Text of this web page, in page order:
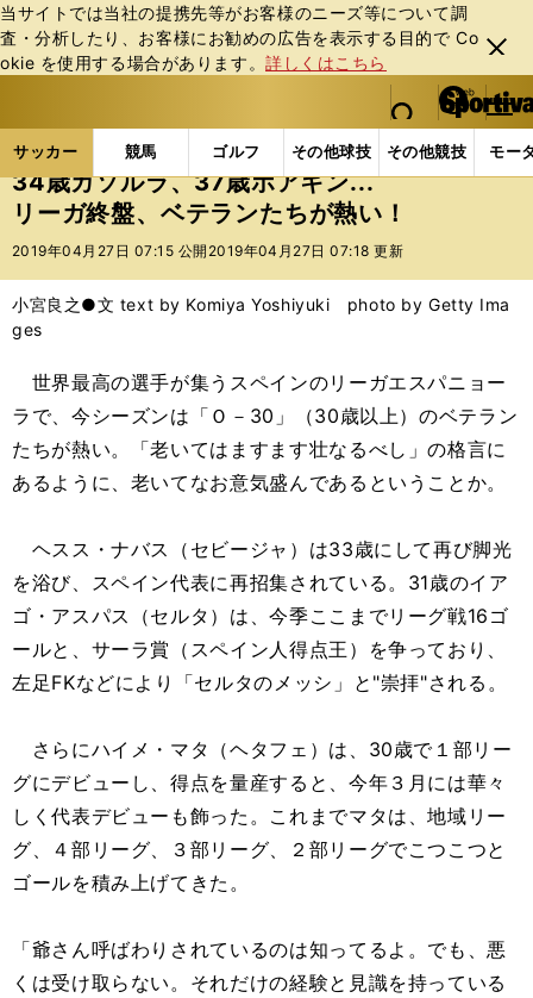
当サイトでは当社の提携先等がお客様のニーズ等について調
査・分析したり、お客様にお勧めの広告を表⽰する⽬的で Co
okie を使⽤する場合があります。詳しくはこちら
閉じ
る
web Sportiva (webスポルティーバ)
検索
マイペ
ー
ジ
メニュ
サッカー 競馬 ゴルフ その他球技 その他競技 モー
ス
ポ
ル
バ
サッカーの記事一覧 海外サッカー 海外サッカー
34歳カソルラ、37歳ホアキン...
リーガ終盤、ベテランたちが熱い！
2019年04月27日 07:15 公開 2019年04月27日 07:18 更新
小宮良之●文 text by Komiya Yoshiyuki photo by Getty Ima
ges
世界最高の選手が集うスペインのリーガエスパニョー
ラで、今シーズンは「Ｏ－30」（30歳以上）のベテラン
たちが熱い。「老いてはますます壮なるべし」の格言に
あるように、老いてなお意気盛んであるということか。
ヘスス・ナバス（セビージャ）は33歳にして再び脚光
を浴び、スペイン代表に再招集されている。31歳のイア
ゴ・アスパス（セルタ）は、今季ここまでリーグ戦16ゴ
ールと、サーラ賞（スペイン人得点王）を争っており、
左足FKなどにより「セルタのメッシ」と"崇拝"される。
さらにハイメ・マタ（ヘタフェ）は、30歳で１部リー
グにデビューし、得点を量産すると、今年３月には華々
しく代表デビューも飾った。これまでマタは、地域リー
グ、４部リーグ、３部リーグ、２部リーグでこつこつと
ゴールを積み上げてきた。
「爺さん呼ばわりされているのは知ってるよ。でも、悪
くは受け取らない。それだけの経験と見識を持っている